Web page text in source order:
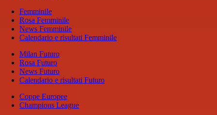
Femminile
Rosa Femminile
News Femminile
Calendario e risultati Femminile
Milan Futuro
Rosa Futuro
News Futuro
Calendario e risultati Futuro
Coppe Europee
Champions League